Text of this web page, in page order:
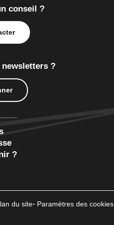
conseil ?
?
?
du site Paramètres des cookies